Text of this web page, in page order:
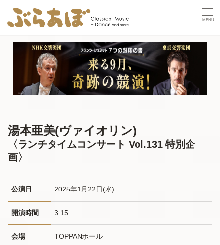
湯本亜美(ヴァイオリン)
〈ランチタイムコンサート Vol.131 特別企
画〉
公演日 2025年1月22日(水)
開演時間 3:15
会場 TOPPANホール